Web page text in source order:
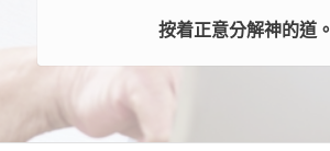
按着正意分解神的道。